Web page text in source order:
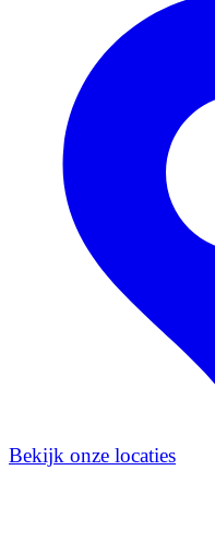
Bekijk onze locaties